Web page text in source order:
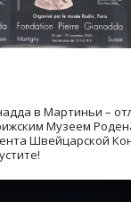
в Мартиньи –
Музеем
Швейцарской